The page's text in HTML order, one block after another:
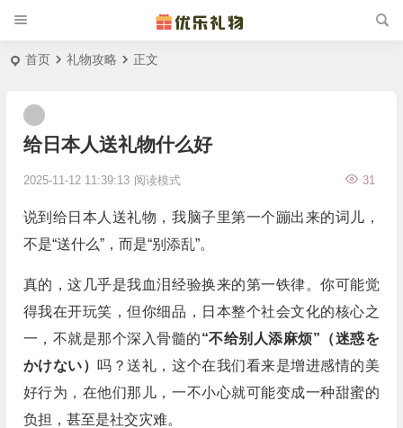
首页 礼物攻略 正文
给日本人送礼物什么好
2025-11-12 11:39:13 31
阅读模式
说到给日本人送礼物，我脑子里第一个蹦出来的词儿，
不是“送什么”，而是“别添乱”。
真的，这几乎是我血泪经验换来的第一铁律。你可能觉
得我在开玩笑，但你细品，日本整个社会文化的核心之
一，不就是那个深入骨髓的“不给别人添麻烦”（迷惑を
かけない）
吗？送礼，这个在我们看来是增进感情的美
好行为，在他们那儿，一不小心就可能变成一种甜蜜的
负担，甚至是社交灾难。